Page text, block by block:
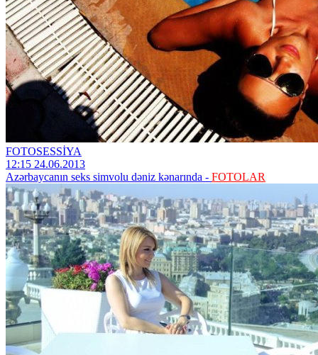
FOTOSESSİYA
12:15 24.06.2013
Azərbaycanın seks simvolu dəniz kənarında - FOTOLAR